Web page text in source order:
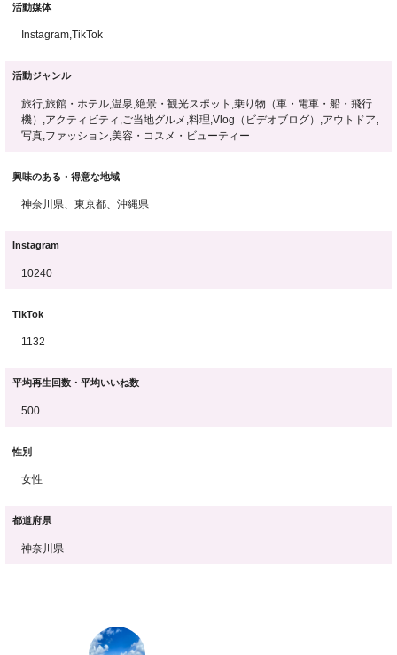
活動媒体
Instagram,TikTok
活動ジャンル
旅行,旅館・ホテル,温泉,絶景・観光スポット,乗り物（車・電車・船・飛行
機）,アクティビティ,ご当地グルメ,料理,Vlog（ビデオブログ）,アウトドア,
写真,ファッション,美容・コスメ・ビューティー
興味のある・得意な地域
神奈川県、東京都、沖縄県
Instagram
10240
TikTok
1132
平均再生回数・平均いいね数
500
性別
女性
都道府県
神奈川県